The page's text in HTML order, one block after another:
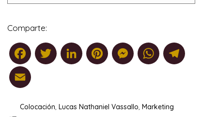
Comparte:
Facebook
TwitterLinkedIn
Pinterest
Messenger
Colocación, Lucas Nathaniel Vassallo, Marketing